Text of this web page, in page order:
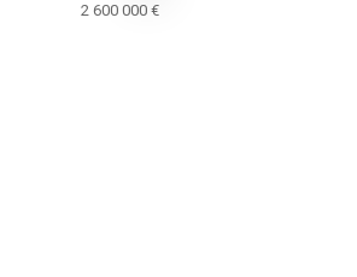
2 600 000€